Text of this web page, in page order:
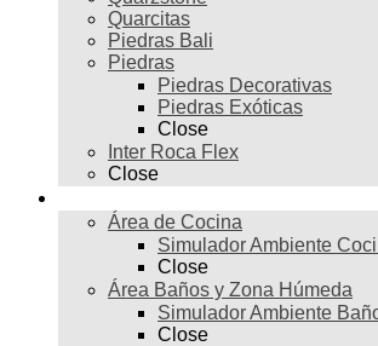
Quarcitas
Piedras Bali
Piedras
Piedras Decorativas
Piedras Exóticas
Close
Inter Roca Flex
Close
Área de Cocina
Simulador Ambiente
Close
Área Baños y Zona Húmeda
Simulador Ambiente
Close